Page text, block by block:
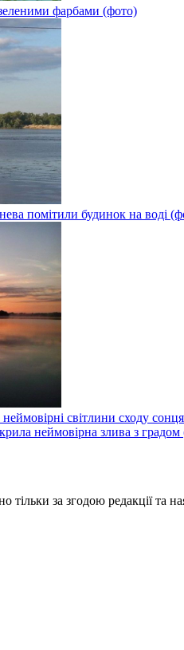
фарбами (фото)
помітили будинок на воді
світлини сходу
неймовірна злива з градом
тільки за згодою редакції та